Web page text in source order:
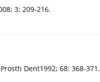
3: 209-216.
Dent1992; 68: 368-371.